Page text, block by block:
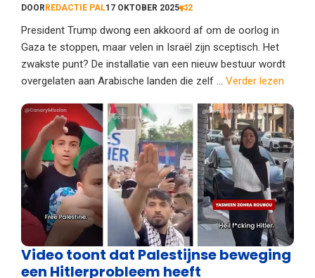
DOORREDACTIE PAL17 OKTOBER 2025 2
President Trump dwong een akkoord af om de oorlog in
Gaza te stoppen, maar velen in Israël zijn sceptisch. Het
zwakste punt? De installatie van een nieuw bestuur wordt
overgelaten aan Arabische landen die zelf ... Verder lezen
Video toont dat Palestijnse beweging
een Hitlerprobleem heeft